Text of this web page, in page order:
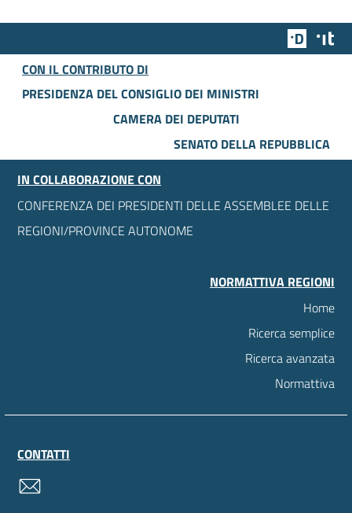
Team
CON IL CONTRIBUTO DI
PRESIDENZA DEL CONSIGLIO DEI MINISTRI
CAMERA DEI DEPUTATI
SENATO DELLA REPUBBLICA
IN COLLABORAZIONE CON
CONFERENZA DEI PRESIDENTI DELLE ASSEMBLEE DELLE
REGIONI/PROVINCE AUTONOME
NORMATTIVA REGIONI
Home
Ricerca semplice
Ricerca avanzata
Normattiva
CONTATTI